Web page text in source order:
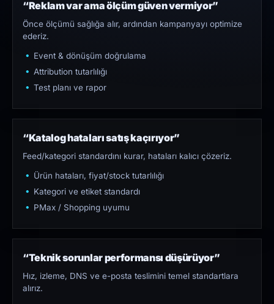
“Reklam var ama ölçüm güven vermiyor”
Önce ölçümü sağlığa alır, ardından kampanyayı optimize
ederiz.
Event & dönüşüm doğrulama
Attribution tutarlılığı
Test planı ve rapor
“Katalog hataları satış kaçırıyor”
Feed/kategori standardını kurar, hataları kalıcı çözeriz.
Ürün hataları, fiyat/stock tutarlılığı
Kategori ve etiket standardı
PMax / Shopping uyumu
“Teknik sorunlar performansı düşürüyor”
Hız, izleme, DNS ve e-posta teslimini temel standartlara
alırız.